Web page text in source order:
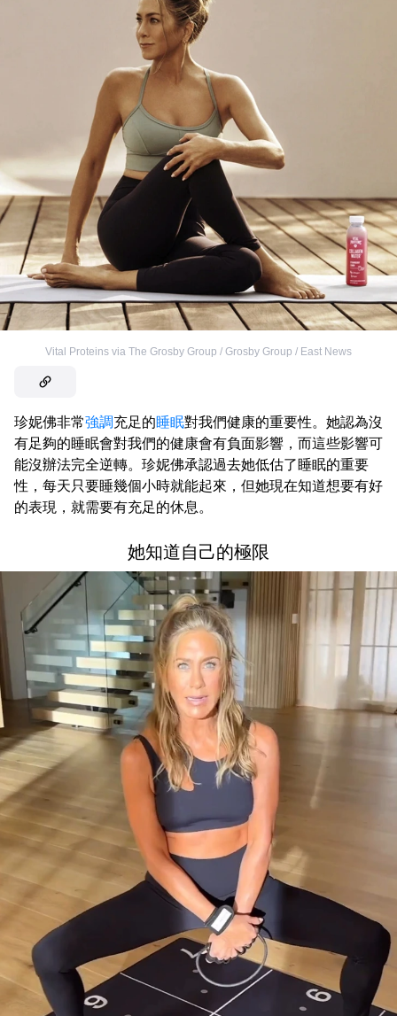
Vital Proteins via The Grosby Group / Grosby Group / East News
珍妮佛非常強調充足的睡眠對我們健康的重要性。她認為沒
有足夠的睡眠會對我們的健康會有負面影響，而這些影響可
能沒辦法完全逆轉。珍妮佛承認過去她低估了睡眠的重要
性，每天只要睡幾個小時就能起來，但她現在知道想要有好
的表現，就需要有充足的休息。
她知道自己的極限